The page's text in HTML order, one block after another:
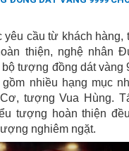
cầu từ khách hàng,
thiện, nghệ nhân
bộ tượng đồng dát vàng
gồm nhiều hạng mục
tượng Vua Hùng.
tượng hoàn thiện
nghiêm ngặt.